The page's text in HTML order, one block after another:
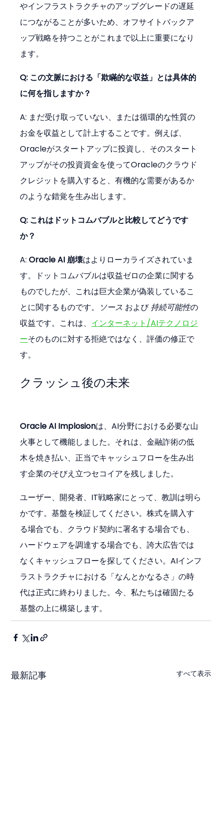
やインフラストラクチャのアップグレードの遅延
につながることが多いため、オフサイトバックア
ップ戦略を持つことがこれまで以上に重要になり
ます。
Q: この文脈における「欺瞞的な収益」とは具体的
に何を指しますか？
A: まだ受け取っていない、または循環的な性質の
お金を収益として計上することです。例えば、
Oracleがスタートアップに投資し、そのスタート
アップがその投資資金を使ってOracleのクラウド
クレジットを購入すると、有機的な需要があるか
のような錯覚を生み出します。
Q: これはドットコムバブルと比較してどうです
か？
A: Oracle AI 崩壊はよりローカライズされていま
す。ドットコムバブルは収益ゼロの企業に関する
ものでしたが、これは巨大企業が偽装しているこ
とに関するものです。
ソース および 持続可能性の
収益です。これは、 インターネット/AIテクノロジ
ーそのものに対する拒絶ではなく、評価の修正で
す。
クラッシュ後の未来
Oracle AI Implosionは、AI分野における必要な山
火事として機能しました。それは、金融詐術の低
木を焼き払い、正当でキャッシュフローを生み出
す企業のそびえ立つセコイアを残しました。
ユーザー、開発者、IT戦略家にとって、教訓は明ら
かです。基盤を検証してください。株式を購入す
る場合でも、クラウド契約に署名する場合でも、
ハードウェアを調達する場合でも、誇大広告では
なくキャッシュフローを探してください。AIインフ
ラストラクチャにおける「なんとかなるさ」の時
代は正式に終わりました。今、私たちは確固たる
基盤の上に構築します。
最新記事 すべて表示